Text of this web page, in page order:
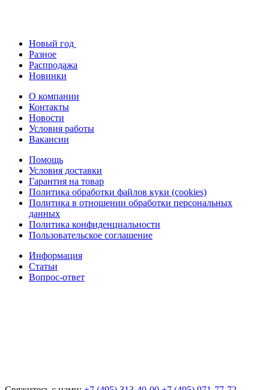
Новый год
Разное
Распродажа
Новинки
О компании
Контакты
Новости
Условия работы
Вакансии
Помощь
Условия доставки
Гарантия на товар
Политика обработки файлов куки (cookies)
Политика в отношении обработки персональных
данных
Политика конфиденциальности
Пользовательское соглашение
Информация
Статьи
Вопрос-ответ